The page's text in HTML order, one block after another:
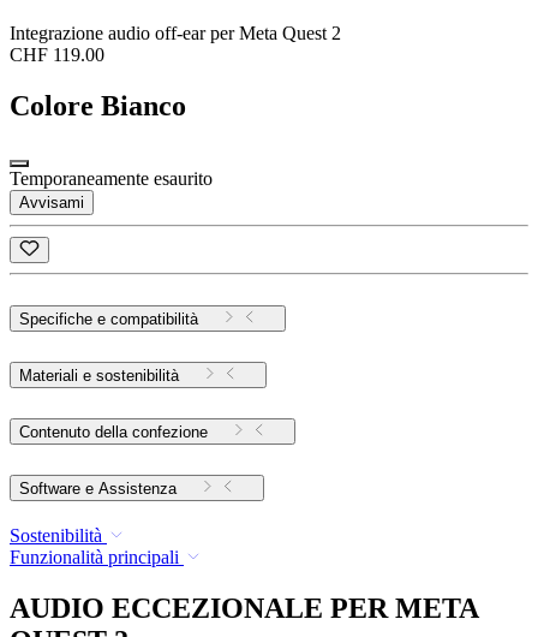
Integrazione audio off-ear per Meta Quest 2
CHF 119.00
Colore Bianco
Temporaneamente esaurito
Avvisami
Specifiche e compatibilità
Materiali e sostenibilità
Contenuto della confezione
Software e Assistenza
Sostenibilità
Funzionalità principali
AUDIO ECCEZIONALE PER META